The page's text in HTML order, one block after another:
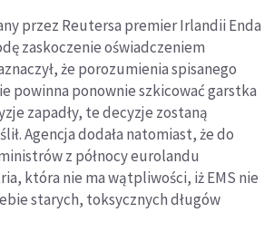
przez Reutersa premier Irlandii Enda
zaskoczenie oświadczeniem
że porozumienia spisanego
powinna ponownie szkicować garstka
zapadły, te decyzje zostaną
Agencja dodała natomiast, że do
z północy eurolandu
która nie ma wątpliwości, iż EMS nie
starych, toksycznych długów